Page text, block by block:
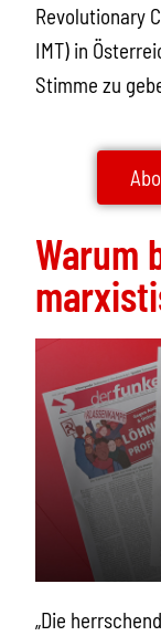
Revolutionary
IMT) in
Stimme zu
Abo
Warum
„Die